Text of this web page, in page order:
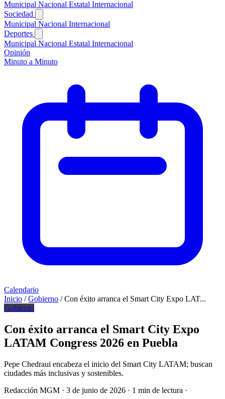
Municipal Nacional Estatal Internacional
Sociedad
Municipal Nacional Internacional
Deportes
Municipal Nacional Estatal Internacional
Opinión
Minuto a Minuto
Calendario
Inicio / Gobierno / Con éxito arranca el Smart City Expo LAT...
Gobierno
Con éxito arranca el Smart City Expo
LATAM Congress 2026 en Puebla
Pepe Chedraui encabeza el inicio del Smart City LATAM; buscan
ciudades más inclusivas y sostenibles.
Redacción MGM · 3 de junio de 2026 · 1 min de lectura ·